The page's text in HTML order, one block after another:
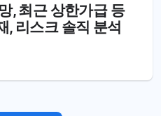
, 최근 상한가급 등
, 리스크 솔직 분석